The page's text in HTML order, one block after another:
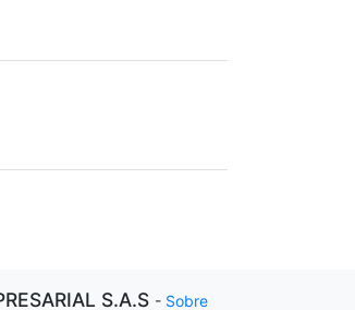
S.A.S - Sobre